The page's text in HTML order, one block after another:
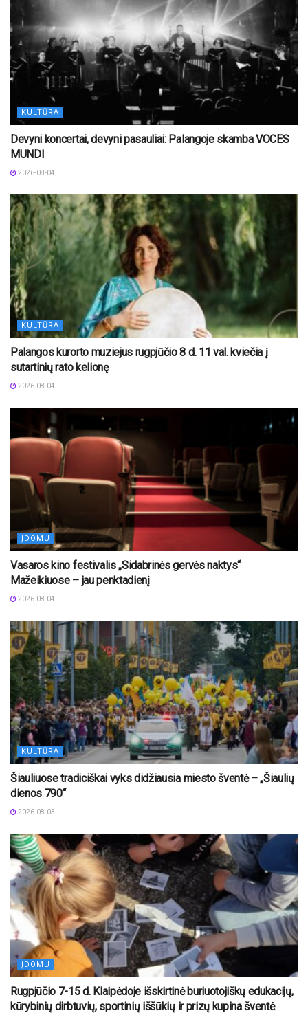
KULTŪRA
Devyni koncertai, devyni pasauliai: Palangoje skamba VOCES
MUNDI
2026-08-04
KULTŪRA
Palangos kurorto muziejus rugpjūčio 8 d. 11 val. kviečia į
sutartinių rato kelionę
2026-08-04
ĮDOMU
Vasaros kino festivalis „Sidabrinės gervės naktys“
Mažeikiuose – jau penktadienį
2026-08-04
KULTŪRA
Šiauliuose tradiciškai vyks didžiausia miesto šventė – „Šiaulių
dienos 790“
2026-08-03
ĮDOMU
Rugpjūčio 7-15 d. Klaipėdoje išskirtinė buriuotojiškų edukacijų,
kūrybinių dirbtuvių, sportinių iššūkių ir prizų kupina šventė